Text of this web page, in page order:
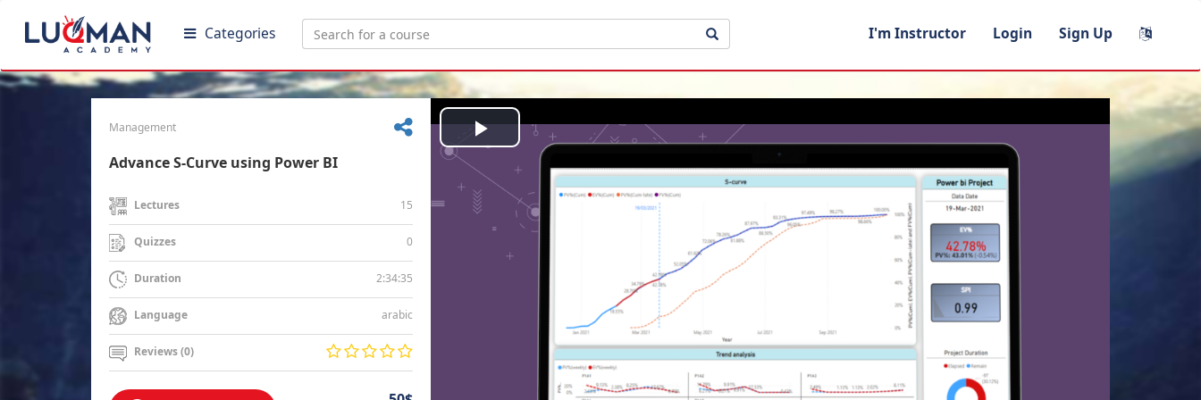
Categories I'm Instructor Login Sign Up
Management
Advance S-Curve using Power BI
Lectures 15
Quizzes 0
Duration 2:34:35
Language arabic
Reviews (0)
Play
Video